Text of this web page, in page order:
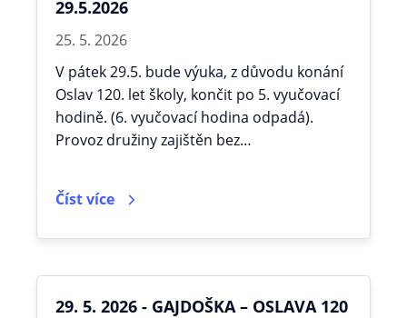
29.5.2026
25. 5. 2026
V pátek 29.5. bude výuka, z důvodu konání
Oslav 120. let školy, končit po 5. vyučovací
hodině. (6. vyučovací hodina odpadá).
Provoz družiny zajištěn bez…
Číst více
29. 5. 2026 - GAJDOŠKA – OSLAVA 120